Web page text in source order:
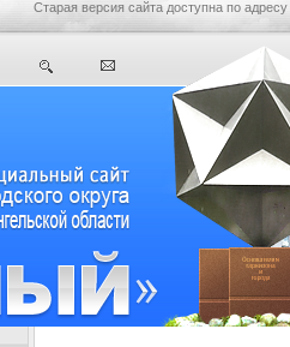
Старая версия сайта доступна по адресу